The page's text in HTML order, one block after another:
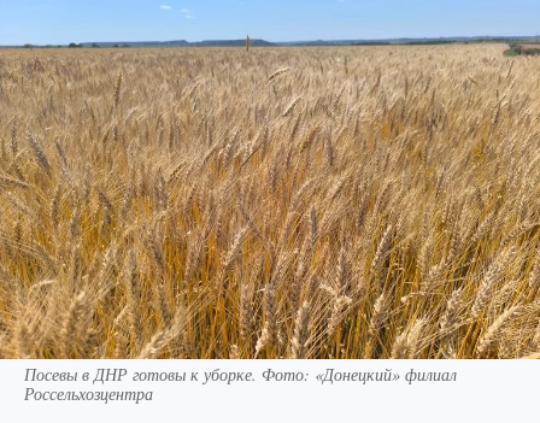
Посевы в ДНР готовы к уборке. Фото: «Донецкий» филиал
Россельхозцентра